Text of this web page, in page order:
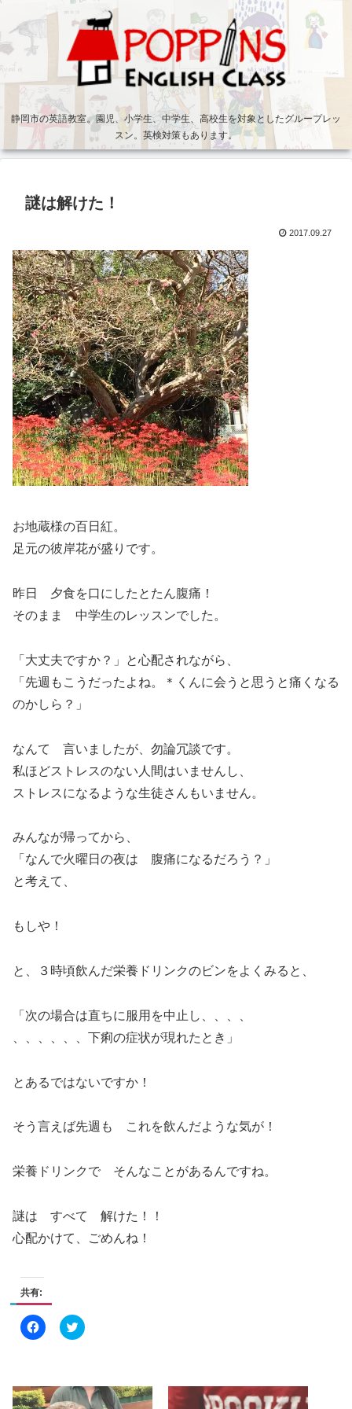
静岡市の英語教室。園児、小学生、中学生、高校生を対象としたグループレッ
スン。英検対策もあります。
謎は解けた！
2017.09.27
お地蔵様の百日紅。
足元の彼岸花が盛りです。
昨日 夕食を口にしたとたん腹痛！
そのまま 中学生のレッスンでした。
「大丈夫ですか？」と心配されながら、
「先週もこうだったよね。＊くんに会うと思うと痛くなる
のかしら？」
なんて 言いましたが、勿論冗談です。
私ほどストレスのない人間はいませんし、
ストレスになるような生徒さんもいません。
みんなが帰ってから、
「なんで火曜日の夜は 腹痛になるだろう？」
と考えて、
もしや！
と、３時頃飲んだ栄養ドリンクのビンをよくみると、
「次の場合は直ちに服用を中止し、、、、
、、、、、、下痢の症状が現れたとき」
とあるではないですか！
そう言えば先週も これを飲んだような気が！
栄養ドリンクで そんなことがあるんですね。
謎は すべて 解けた！！
心配かけて、ごめんね！
共有:
F
a
o
k
ク
リ
T
w